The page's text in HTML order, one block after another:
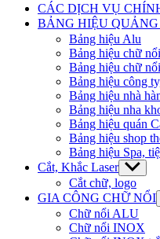
CÁC DỊCH VỤ
BẢNG HIỆU QUẢNG
Bảng hiệu Alu
Bảng hiệu chữ
Bảng hiệu chữ
Bảng hiệu công
Bảng hiệu nhà
Bảng hiệu nha
Bảng hiệu quán
Bảng hiệu shop
Bảng hiệu Spa,
Cắt, Khắc Laser Show
sub
menu
Cắt chữ, logo
GIA CÔNG CHỮ NỔI
Chữ nổi ALU
Chữ nổi INOX